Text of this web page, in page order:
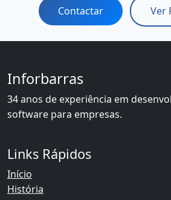
Contactar Ver
Inforbarras
34 anos de experiência em
software para empresas.
Links Rápidos
Início
História